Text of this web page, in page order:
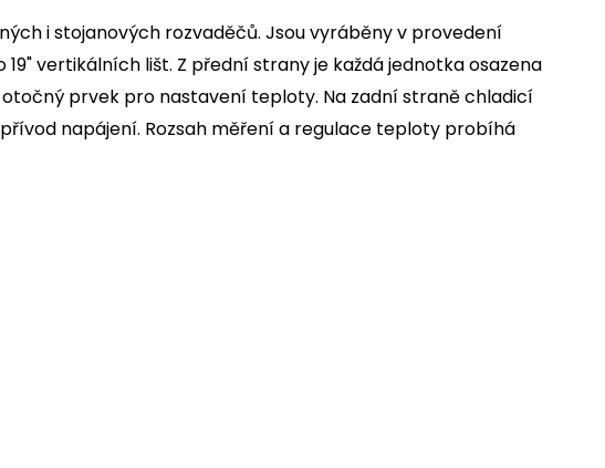
i stojanových rozvaděčů. Jsou vyráběny v provedení
vertikálních lišt. Z přední strany je každá jednotka osazena
prvek pro nastavení teploty. Na zadní straně chladicí
napájení. Rozsah měření a regulace teploty probíhá